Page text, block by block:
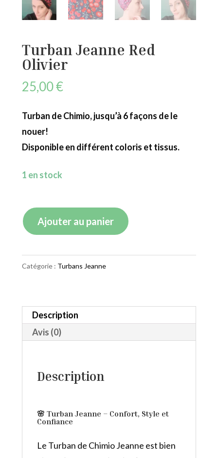
Turban Jeanne Red
Olivier
25,00€
Turban de Chimio, jusqu’à 6 façons de le
nouer!
Disponible en différent coloris et tissus.
1 en stock
quantité
de
Jeanne
Ajouter au panier
Catégorie : Turbans Jeanne
Description
Avis (0)
Description
🌸 Turban Jeanne – Confort, Style et
Confiance
Le Turban de Chimio Jeanne est bien